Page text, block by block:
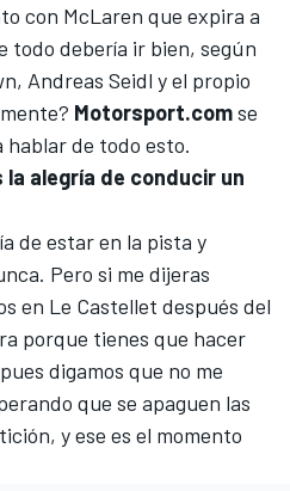
con McLaren que expira a
todo debería ir bien, según
Andreas Seidl y el propio
Motorsport.comse
de todo esto.
alegría de conducir un
de estar en la pista y
Pero si me dijeras
en Le Castellet después del
porque tienes que hacer
digamos que no me
que se apaguen las
y ese es el momento